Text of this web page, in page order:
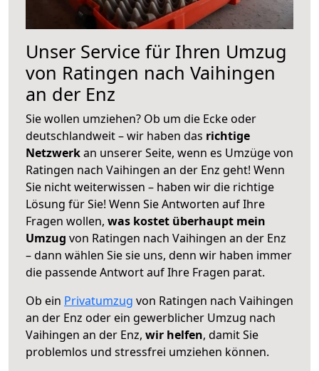
Unser Service für Ihren Umzug
von Ratingen nach Vaihingen
an der Enz
Sie wollen umziehen? Ob um die Ecke oder
deutschlandweit – wir haben das richtige
Netzwerkan unserer Seite, wenn es Umzüge von
Ratingen nach Vaihingen an der Enz geht! Wenn
Sie nicht weiterwissen – haben wir die richtige
Lösung für Sie! Wenn Sie Antworten auf Ihre
Fragen wollen, was kostet überhaupt mein
Umzug von Ratingen nach Vaihingen an der Enz
– dann wählen Sie sie uns, denn wir haben immer
die passende Antwort auf Ihre Fragen parat.
Ob ein Privatumzug von Ratingen nach Vaihingen
an der Enz oder ein gewerblicher Umzug nach
Vaihingen an der Enz, wir helfen, damit Sie
problemlos und stressfrei umziehen können.